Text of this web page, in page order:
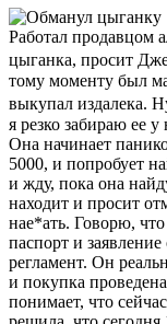
Работал продавцом
цыганка, просит
тому моменту был
выкупал издалека.
я резко забираю ее
Она начинает
5000, и попробует
и жду, пока она
находит и просит
нае*ать. Говорю,
паспорт и
регламент. Он
и покупка
понимает, что